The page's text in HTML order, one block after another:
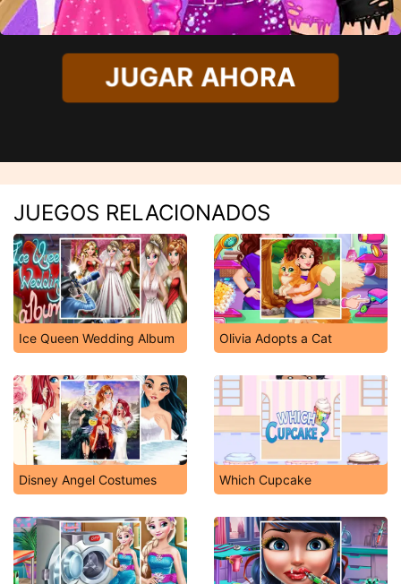
JUGAR AHORA
JUEGOS RELACIONADOS
Ice Queen Wedding Album Olivia Adopts a Cat
Disney Angel Costumes Which Cupcake